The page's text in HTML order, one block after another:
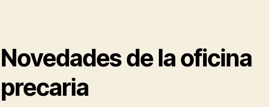
Novedades de la oficina
precaria